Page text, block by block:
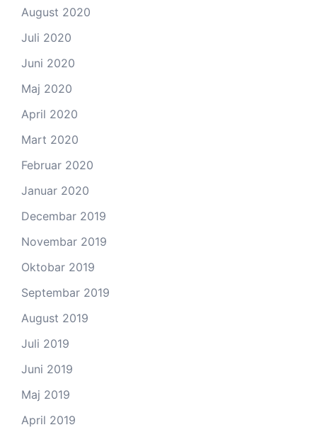
August 2020
Juli 2020
Juni 2020
Maj 2020
April 2020
Mart 2020
Februar 2020
Januar 2020
Decembar 2019
Novembar 2019
Oktobar 2019
Septembar 2019
August 2019
Juli 2019
Juni 2019
Maj 2019
April 2019